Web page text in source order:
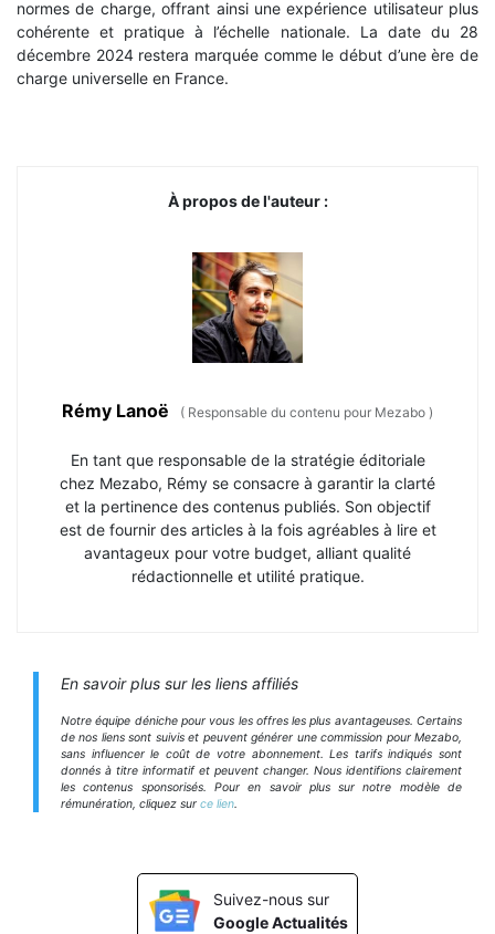
normes de charge, offrant ainsi une expérience utilisateur plus
cohérente et pratique à l’échelle nationale. La date du 28
décembre 2024 restera marquée comme le début d’une ère de
charge universelle en France.
À propos de l'auteur :
Rémy Lanoë ( Responsable du contenu pour Mezabo )
En tant que responsable de la stratégie éditoriale
chez Mezabo, Rémy se consacre à garantir la clarté
et la pertinence des contenus publiés. Son objectif
est de fournir des articles à la fois agréables à lire et
avantageux pour votre budget, alliant qualité
rédactionnelle et utilité pratique.
En savoir plus sur les liens affiliés
Notre équipe déniche pour vous les offres les plus avantageuses. Certains
de nos liens sont suivis et peuvent générer une commission pour Mezabo,
sans influencer le coût de votre abonnement. Les tarifs indiqués sont
donnés à titre informatif et peuvent changer. Nous identifions clairement
les contenus sponsorisés. Pour en savoir plus sur notre modèle de
rémunération, cliquez sur ce lien.
Suivez-nous sur
Google Actualités